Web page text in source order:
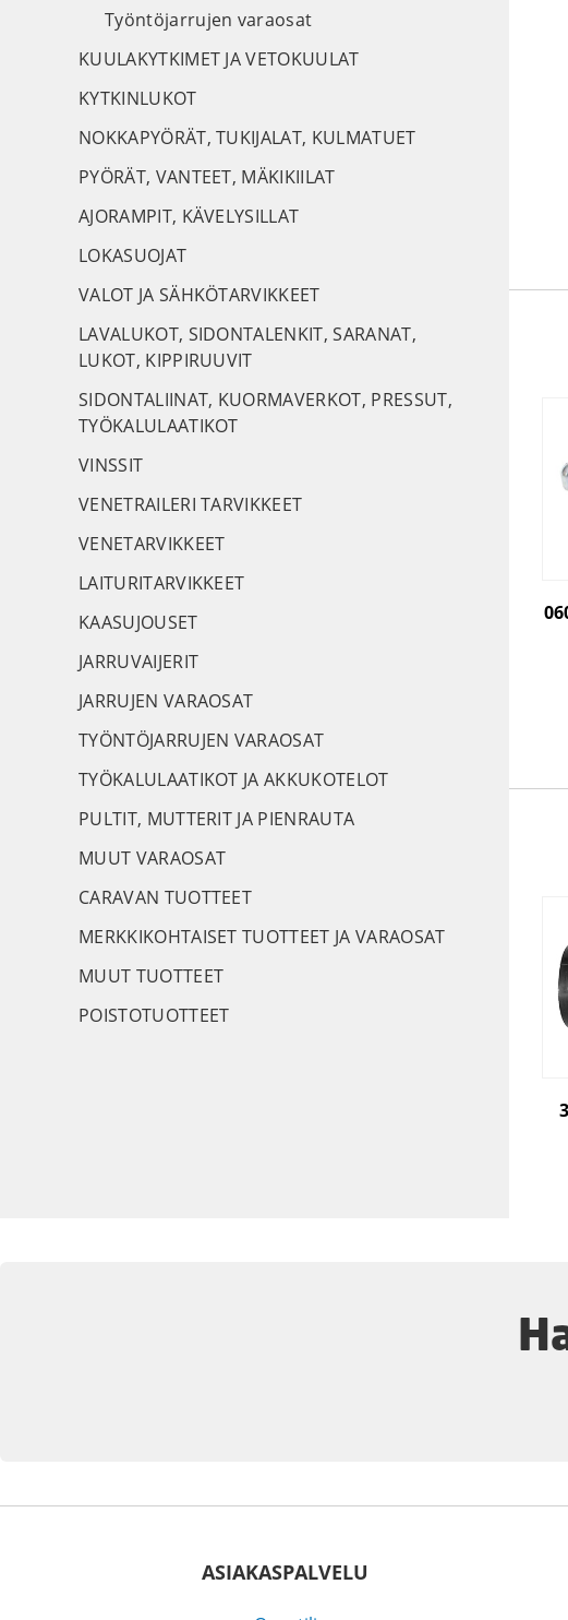
Työntöjarrujen varaosat
KUULAKYTKIMET JA VETOKUULAT
KYTKINLUKOT
NOKKAPYÖRÄT, TUKIJALAT, KULMATUET
PYÖRÄT, VANTEET, MÄKIKIILAT
AJORAMPIT, KÄVELYSILLAT
LOKASUOJAT
VALOT JA SÄHKÖTARVIKKEET
LAVALUKOT, SIDONTALENKIT, SARANAT,
LUKOT, KIPPIRUUVIT
SIDONTALIINAT, KUORMAVERKOT, PRESSUT,
TYÖKALULAATIKOT
VINSSIT
VENETRAILERI TARVIKKEET
VENETARVIKKEET
LAITURITARVIKKEET
KAASUJOUSET
JARRUVAIJERIT
JARRUJEN VARAOSAT
TYÖNTÖJARRUJEN VARAOSAT
TYÖKALULAATIKOT JA AKKUKOTELOT
PULTIT, MUTTERIT JA PIENRAUTA
MUUT VARAOSAT
CARAVAN TUOTTEET
MERKKIKOHTAISET TUOTTEET JA VARAOSAT
MUUT TUOTTEET
POISTOTUOTTEET
ASIAKASPALVELU